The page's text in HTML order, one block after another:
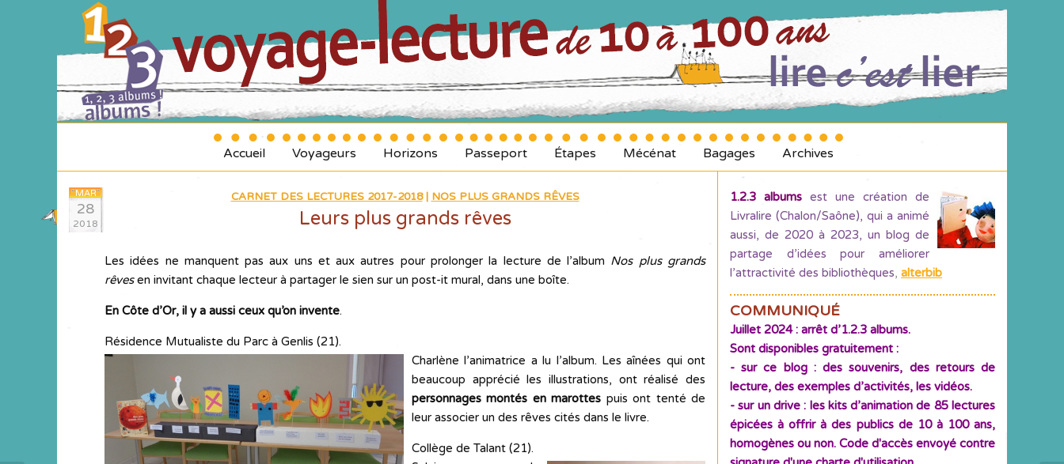
Accueil Voyageurs Horizons Passeport Étapes Mécénat Bagages Archives
MAR
28
2018
CARNET DES LECTURES 2017-2018| NOS PLUS GRANDS RÊVES
Leurs plus grands rêves
Les idées ne manquent pas aux uns et aux autres pour prolonger la lecture de l’album Nos plus grands
rêvesen invitant chaque lecteur à partager le sien sur un post-it mural, dans une boîte.
En Côte d’Or, il y a aussi ceux qu’on invente.
Résidence Mutualiste du Parc à Genlis (21).
Charlène l’animatrice a lu l’album. Les aînées qui ont
beaucoup apprécié les illustrations, ont réalisé des
personnages montés en marottes puis ont tenté de
leur associer un des rêves cités dans le livre.
Collège de Talant (21).
1.2.3 albums est une création de
Livralire (Chalon/Saône), qui a animé
aussi, de 2020 à 2023, un blog de
partage d’idées pour améliorer
l’attractivité des bibliothèques, alterbib
COMMUNIQUÉ
Juillet 2024 : arrêt d’1.2.3 albums.
Sont disponibles gratuitement :
- sur ce blog : des souvenirs, des retours de
lecture, des exemples d’activités, les vidéos.
- sur un drive : les kits d’animation de 85 lectures
épicées à offrir à des publics de 10 à 100 ans,
homogènes ou non. Code d'accès envoyé contre